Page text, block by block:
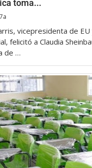
toma...
vicepresidenta de EU
felicitó a Claudia
de …